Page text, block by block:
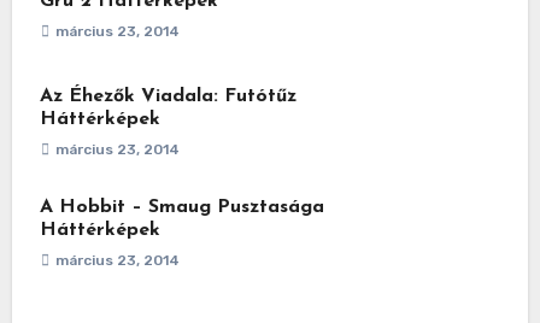
március 23, 2014
Az Éhezők Viadala: Futótűz
Háttérképek
március 23, 2014
A Hobbit – Smaug Pusztasága
Háttérképek
március 23, 2014